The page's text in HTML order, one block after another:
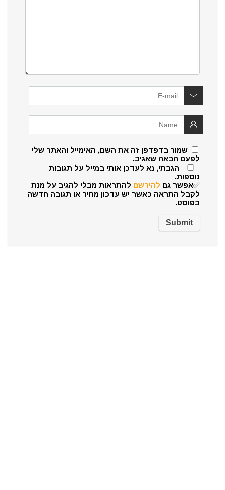
שמור בדפדפן זה את השם, האימייל והאתר שלי
לפעם הבאה שאגיב.
הגבתי, נא לעדכן אותי במייל על תגובות
נוספות.
✅אפשר גם להירשם להתראות מבלי להגיב על מנת
לקבל התראה כאשר יש עדכון מחיר או תגובה חדשה
בפוסט.